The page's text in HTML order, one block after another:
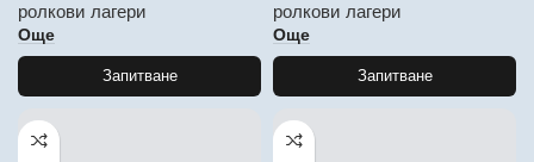
ролкови лагери
Още
Запитване
ролкови лагери
Още
Запитване